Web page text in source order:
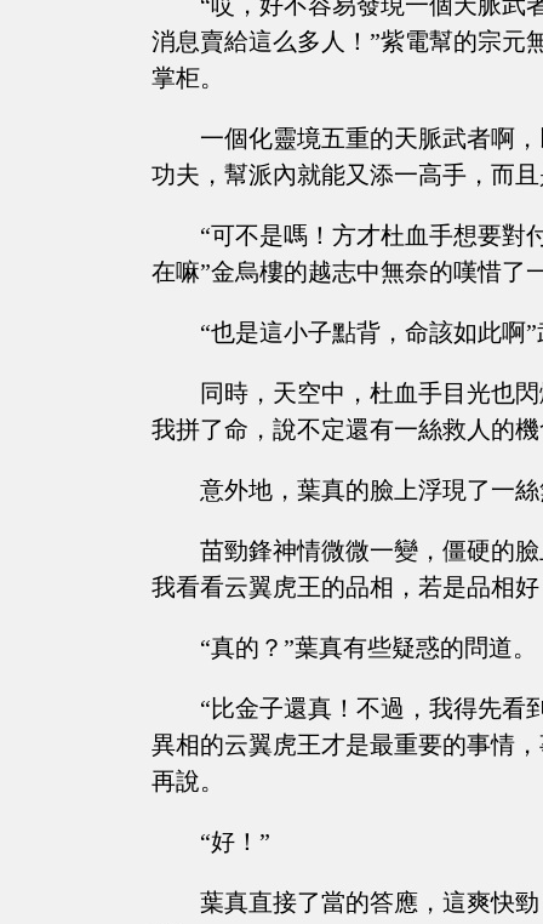
消息賣給這么多人！”紫電幫的宗元
掌柜。
一個化靈境五重的天脈武者啊
功夫，幫派內就能又添一高手，而
“可不是嗎！方才杜血手想要對
在嘛”金烏樓的越志中無奈的嘆惜了
“也是這小子點背，命該如此啊
同時，天空中，杜血手目光也
我拼了命，說不定還有一絲救人的機
意外地，葉真的臉上浮現了一
苗勁鋒神情微微一變，僵硬的
我看看云翼虎王的品相，若是品相
“真的？”葉真有些疑惑的問道。
“比金子還真！不過，我得先看
異相的云翼虎王才是最重要的事情
再說。
“好！”
葉真直接了當的答應，這爽快